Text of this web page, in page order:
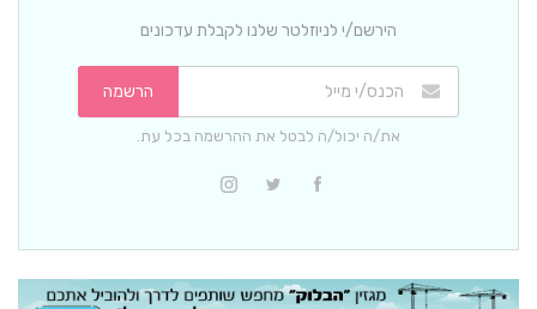
הירשם/י לניוזלטר שלנו לקבלת עדכונים
הרשמה
את/ה יכול/ה לבטל את ההרשמה בכל עת.